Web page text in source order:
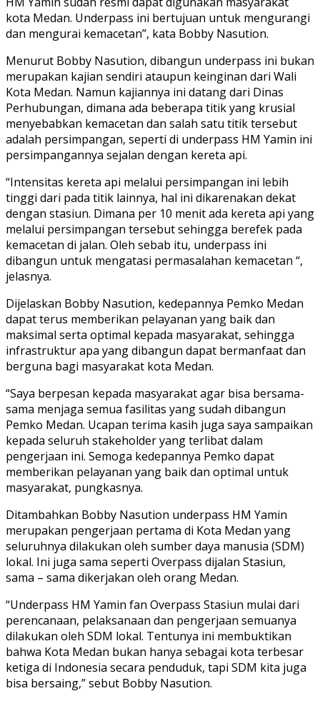
kota Medan. Underpass ini bertujuan untuk mengurangi
dan mengurai kemacetan”, kata Bobby Nasution.
Menurut Bobby Nasution, dibangun underpass ini bukan
merupakan kajian sendiri ataupun keinginan dari Wali
Kota Medan. Namun kajiannya ini datang dari Dinas
Perhubungan, dimana ada beberapa titik yang krusial
menyebabkan kemacetan dan salah satu titik tersebut
adalah persimpangan, seperti di underpass HM Yamin ini
persimpangannya sejalan dengan kereta api.
“Intensitas kereta api melalui persimpangan ini lebih
tinggi dari pada titik lainnya, hal ini dikarenakan dekat
dengan stasiun. Dimana per 10 menit ada kereta api yang
melalui persimpangan tersebut sehingga berefek pada
kemacetan di jalan. Oleh sebab itu, underpass ini
dibangun untuk mengatasi permasalahan kemacetan “,
jelasnya.
Dijelaskan Bobby Nasution, kedepannya Pemko Medan
dapat terus memberikan pelayanan yang baik dan
maksimal serta optimal kepada masyarakat, sehingga
infrastruktur apa yang dibangun dapat bermanfaat dan
berguna bagi masyarakat kota Medan.
“Saya berpesan kepada masyarakat agar bisa bersama-
sama menjaga semua fasilitas yang sudah dibangun
Pemko Medan. Ucapan terima kasih juga saya sampaikan
kepada seluruh stakeholder yang terlibat dalam
pengerjaan ini. Semoga kedepannya Pemko dapat
memberikan pelayanan yang baik dan optimal untuk
masyarakat, pungkasnya.
Ditambahkan Bobby Nasution underpass HM Yamin
merupakan pengerjaan pertama di Kota Medan yang
seluruhnya dilakukan oleh sumber daya manusia (SDM)
lokal. Ini juga sama seperti Overpass dijalan Stasiun,
sama – sama dikerjakan oleh orang Medan.
“Underpass HM Yamin fan Overpass Stasiun mulai dari
perencanaan, pelaksanaan dan pengerjaan semuanya
dilakukan oleh SDM lokal. Tentunya ini membuktikan
bahwa Kota Medan bukan hanya sebagai kota terbesar
ketiga di Indonesia secara penduduk, tapi SDM kita juga
bisa bersaing,” sebut Bobby Nasution.